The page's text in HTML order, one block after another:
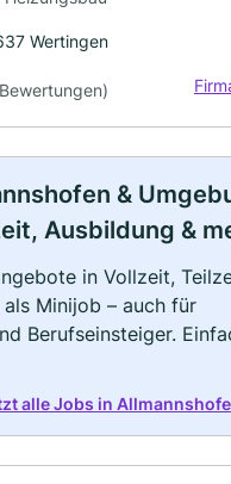
Wertingen
&
Ausbildung &
in Vollzeit,
Minijob – auch für
Berufseinsteiger.
alle Jobs in